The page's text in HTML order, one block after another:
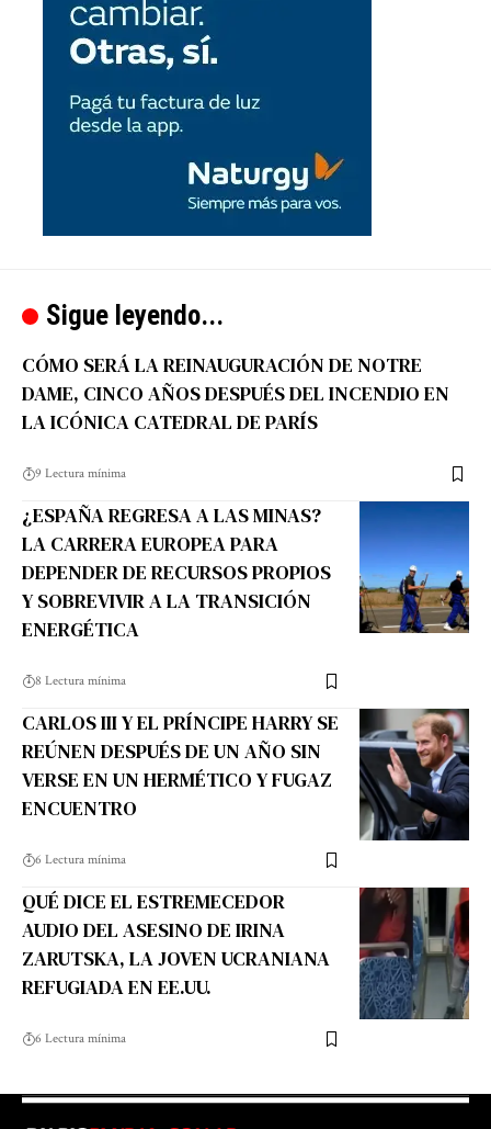
Sigue leyendo...
CÓMO SERÁ LA REINAUGURACIÓN DE NOTRE
DAME, CINCO AÑOS DESPUÉS DEL INCENDIO EN
LA ICÓNICA CATEDRAL DE PARÍS
9 Lectura mínima
¿ESPAÑA REGRESA A LAS MINAS?
LA CARRERA EUROPEA PARA
DEPENDER DE RECURSOS PROPIOS
Y SOBREVIVIR A LA TRANSICIÓN
ENERGÉTICA
8 Lectura mínima
CARLOS III Y EL PRÍNCIPE HARRY SE
REÚNEN DESPUÉS DE UN AÑO SIN
VERSE EN UN HERMÉTICO Y FUGAZ
ENCUENTRO
6 Lectura mínima
QUÉ DICE EL ESTREMECEDOR
AUDIO DEL ASESINO DE IRINA
ZARUTSKA, LA JOVEN UCRANIANA
REFUGIADA EN EE.UU.
6 Lectura mínima